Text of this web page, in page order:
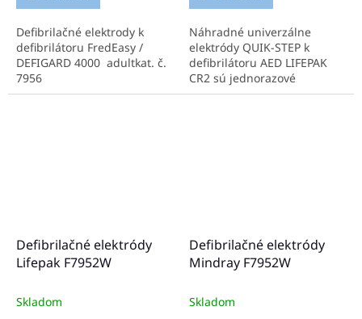
Defibrilačné elektrody k
defibrilátoru FredEasy /
DEFIGARD 4000 adultkat. č.
7956
Náhradné univerzálne
elektródy QUIK-STEP k
defibrilátoru AED LIFEPAK
CR2 sú jednorazové
elektródy určené pre KPR u
Defibrilačné elektródy
Lifepak F7952W
Skladom
Defibrilačné elektródy
Mindray F7952W
Skladom